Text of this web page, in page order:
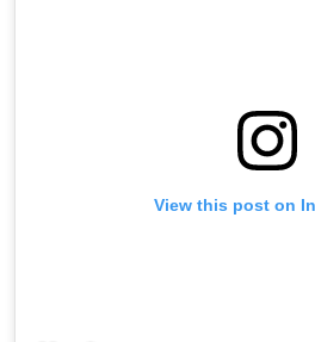
View this post on